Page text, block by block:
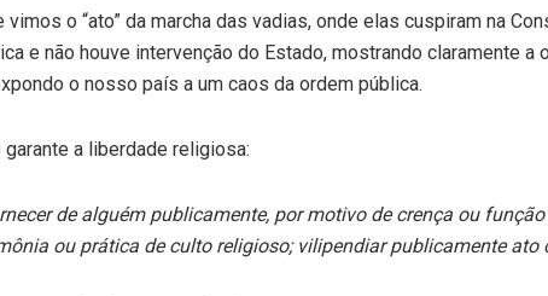
vimos o “ato” da marcha das vadias, onde elas cuspiram na
e não houve intervenção do Estado, mostrando claramente a
o nosso país a um caos da ordem pública.
a liberdade religiosa:
de alguém publicamente, por motivo de crença ou
ou prática de culto religioso; vilipendiar publicamente ato